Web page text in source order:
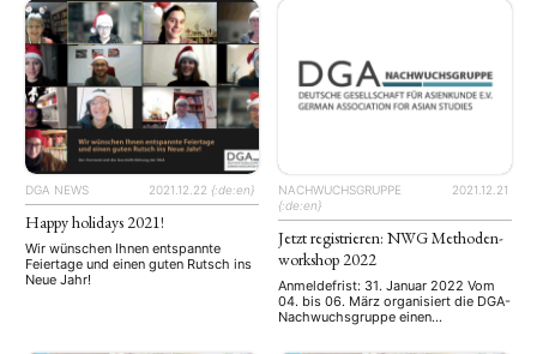
voraussichtlich vom 4. bis 6. März
2022 stattfinden. Damit ihr alle
optimal von diesem Workshop
profitieren könnt, bitten wir euch nun
um eure Meinung. Bitte füllt die
untenstehende Umfrage bezüglich
Methoden/Themen bis spätestens …
DGA NEWS 2021.12.22 {:de:en}
Happy holidays 2021!
Wir wünschen Ihnen entspannte
Feiertage und einen guten Rutsch ins
Neue Jahr!
NACHWUCHSGRUPPE
2021.12.21
{:de:en}
Jetzt registrieren: NWG Methoden-
workshop 2022
Anmeldefrist: 31. Januar 2022 Vom
04. bis 06. März organisiert die DGA-
Nachwuchsgruppe einen